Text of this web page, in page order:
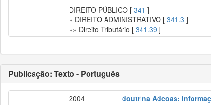
DIREITO PÚBLICO [ 341 ]
» DIREITO ADMINISTRATIVO [ 341.3 ]
»» Direito Tributário [ 341.39 ]
Publicação: Texto - Português
2004
doutrina Adcoas: